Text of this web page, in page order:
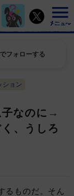
フォローする
ション
子なのに→
、うしろ
るものだ。そん